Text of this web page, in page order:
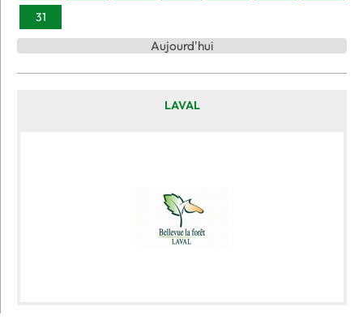
31
Aujourd'hui
LAVAL